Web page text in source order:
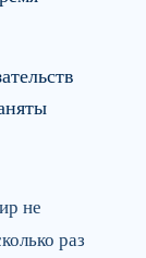
не
раз